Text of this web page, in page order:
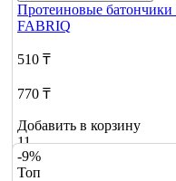
Протеиновые батончики
FABRIQ
510 ₸
770 ₸
Добавить в корзину
11
-9%
Топ